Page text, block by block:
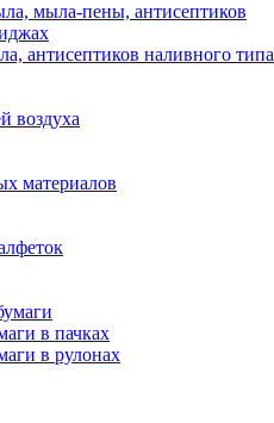
мыла-пены, антисептиков
антисептиков наливного типа
воздуха
материалов
в пачках
в рулонах